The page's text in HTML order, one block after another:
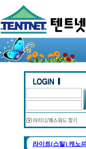
라이트(스틸) 캐노피